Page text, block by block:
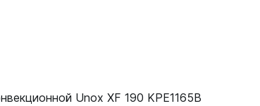
Unox XF 190 KPE1165B